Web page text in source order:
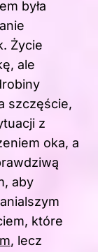
była
Życie
ale
szczęście,
z
oka, a
aby
które
, lecz